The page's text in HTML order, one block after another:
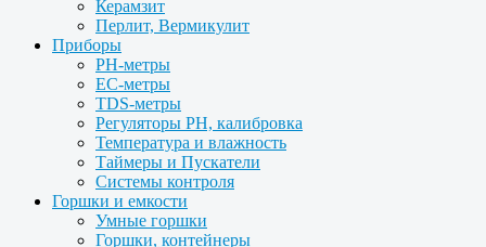
Керамзит
Перлит, Вермикулит
Приборы
PH-метры
EC-метры
TDS-метры
Регуляторы PH, калибровка
Температура и влажность
Таймеры и Пускатели
Системы контроля
Горшки и емкости
Умные горшки
Горшки, контейнеры